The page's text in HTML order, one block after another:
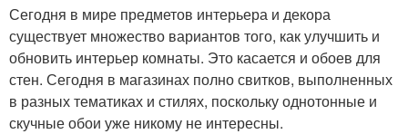
Сегодня в мире предметов интерьера и декора
существует множество вариантов того, как улучшить и
обновить интерьер комнаты. Это касается и обоев для
стен. Сегодня в магазинах полно свитков, выполненных
в разных тематиках и стилях, поскольку однотонные и
скучные обои уже никому не интересны.